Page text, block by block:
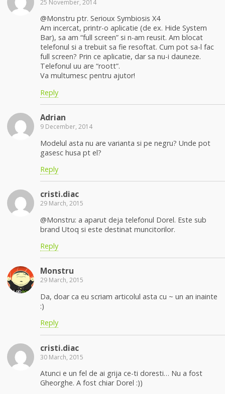
25 November, 2014
@Monstru ptr. Serioux Symbiosis X4
Am incercat, printr-o aplicatie (de ex. Hide System
Bar), sa am “full screen” si n-am reusit. Am blocat
telefonul si a trebuit sa fie resoftat. Cum pot sa-l fac
full screen? Prin ce aplicatie, dar sa nu-i dauneze.
Telefonul uu are “roott”.
Va multumesc pentru ajutor!
Reply
Adrian
9 December, 2014
Modelul asta nu are varianta si pe negru? Unde pot
gasesc husa pt el?
Reply
cristi.diac
29 March, 2015
@Monstru: a aparut deja telefonul Dorel. Este sub
brand Utoq si este destinat muncitorilor.
Reply
Monstru
29 March, 2015
Da, doar ca eu scriam articolul asta cu ~ un an inainte
:)
Reply
cristi.diac
30 March, 2015
Atunci e un fel de ai grija ce-ti doresti… Nu a fost
Gheorghe. A fost chiar Dorel :))